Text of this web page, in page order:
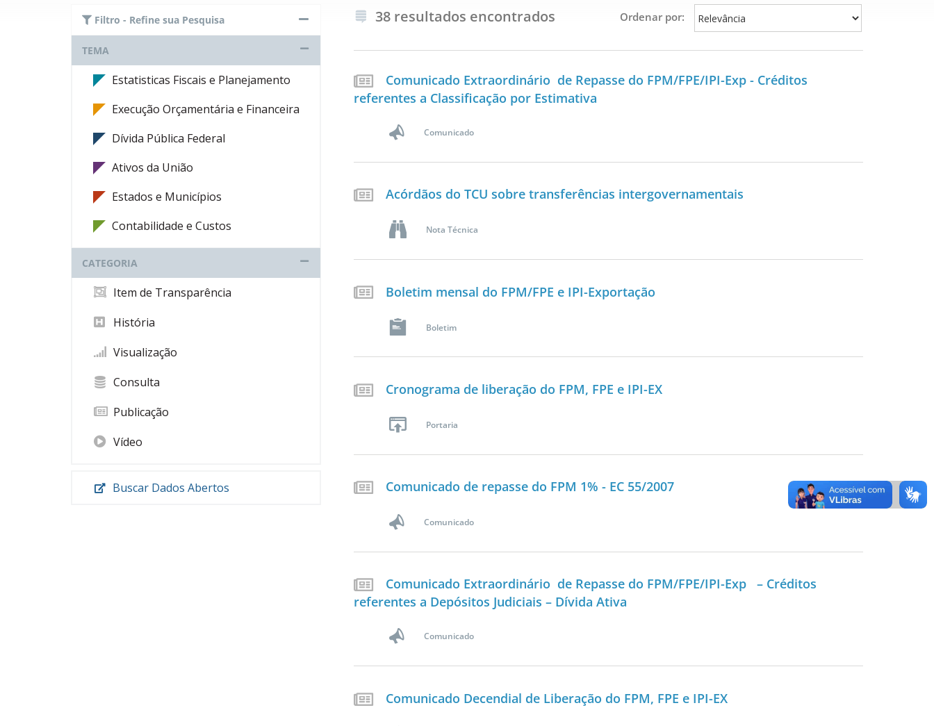
Filtro - Refine sua Pesquisa
TEMA
Estatisticas Fiscais e Planejamento
Execução Orçamentária e Financeira
Dívida Pública Federal
Ativos da União
Estados e Municípios
Contabilidade e Custos
CATEGORIA
Item de Transparência
História
Visualização
Consulta
Publicação
Vídeo
Buscar Dados Abertos
38 resultados encontrados Ordenar por:
Comunicado Extraordinário de Repasse do FPM/FPE/IPI-Exp - Créditos
referentes a Classificação por Estimativa
Comunicado
Acórdãos do TCU sobre transferências intergovernamentais
Nota Técnica
Boletim mensal do FPM/FPE e IPI-Exportação
Boletim
Cronograma de liberação do FPM, FPE e IPI-EX
Portaria
Comunicado de repasse do FPM 1% - EC 55/2007
Comunicado
Comunicado Extraordinário de Repasse do FPM/FPE/IPI-Exp – Créditos
referentes a Depósitos Judiciais – Dívida Ativa
Comunicado
Comunicado Decendial de Liberação do FPM, FPE e IPI-EX